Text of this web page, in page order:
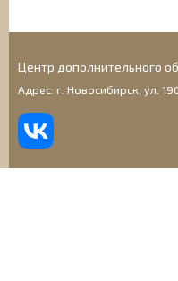
Центр дополнительного
Адрес: г. Новосибирск, ул.